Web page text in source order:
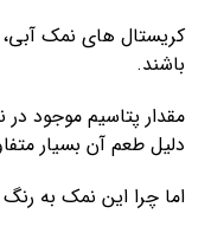
کریستال های نمک
باشند.
مقدار پتاسیم موجود
دلیل طعم آن بسیار
اما چرا این نمک به